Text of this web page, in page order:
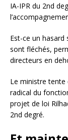
IA-IPR du 2nd
Est-ce un hasard
sont fléchés,
directeurs en
Le ministre
radical du
projet de loi
2nd degré.